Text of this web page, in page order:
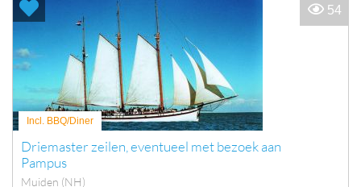
Incl. BBQ/Diner
Driemaster zeilen, eventueel met bezoek aan
Pampus
Muiden (NH)
54